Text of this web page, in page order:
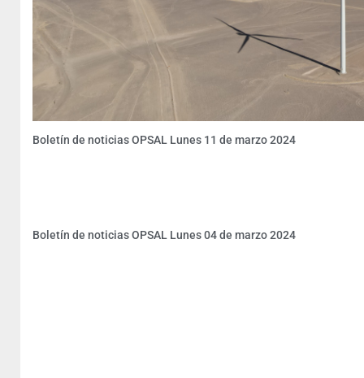
Boletín de noticias OPSAL Lunes 11 de marzo 2024
Boletín de noticias OPSAL Lunes 04 de marzo 2024